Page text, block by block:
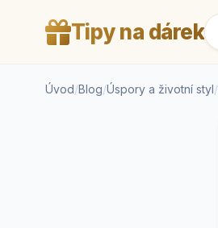
Tipy na dárek
Úvod/Blog/Úspory a životní styl/